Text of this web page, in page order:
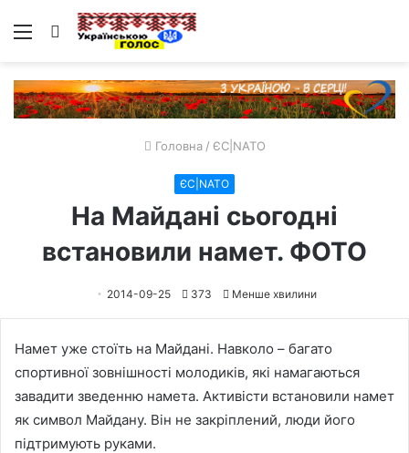
Меню Пошук
Головна / ЄС|NATO
ЄС|NATO
На Майдані сьогодні
встановили намет. ФОТО
2014-09-25 373 Менше хвилини
Намет уже стоїть на Майдані. Навколо – багато
спортивної зовнішності молодиків, які намагаються
завадити зведенню намета. Активісти встановили намет
як символ Майдану. Він не закріплений, люди його
підтримують руками.